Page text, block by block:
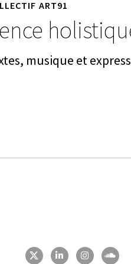
ART91
musique et